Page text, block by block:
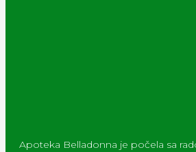
Apoteka Belladonna je počela sa